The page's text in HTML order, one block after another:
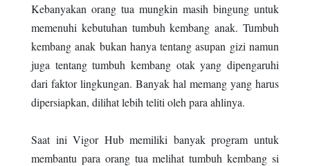
Kebanyakan orang tua mungkin masih bingung untuk
memenuhi kebutuhan tumbuh kembang anak. Tumbuh
kembang anak bukan hanya tentang asupan gizi namun
juga tentang tumbuh kembang otak yang dipengaruhi
dari faktor lingkungan. Banyak hal memang yang harus
dipersiapkan, dilihat lebih teliti oleh para ahlinya.
Saat ini Vigor Hub memiliki banyak program untuk
membantu para orang tua melihat tumbuh kembang si